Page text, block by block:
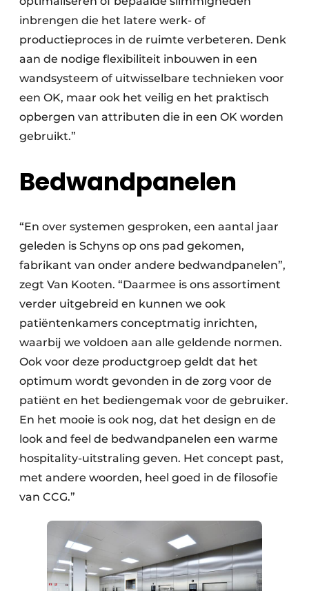
inbrengen die het latere werk- of
productieproces in de ruimte verbeteren. Denk
aan de nodige flexibiliteit inbouwen in een
wandsysteem of uitwisselbare technieken voor
een OK, maar ook het veilig en het praktisch
opbergen van attributen die in een OK worden
gebruikt.”
Bedwandpanelen
“En over systemen gesproken, een aantal jaar
geleden is Schyns op ons pad gekomen,
fabrikant van onder andere bedwandpanelen”,
zegt Van Kooten. “Daarmee is ons assortiment
verder uitgebreid en kunnen we ook
patiëntenkamers conceptmatig inrichten,
waarbij we voldoen aan alle geldende normen.
Ook voor deze productgroep geldt dat het
optimum wordt gevonden in de zorg voor de
patiënt en het bediengemak voor de gebruiker.
En het mooie is ook nog, dat het design en de
look and feel de bedwandpanelen een warme
hospitality-uitstraling geven. Het concept past,
met andere woorden, heel goed in de filosofie
van CCG.”